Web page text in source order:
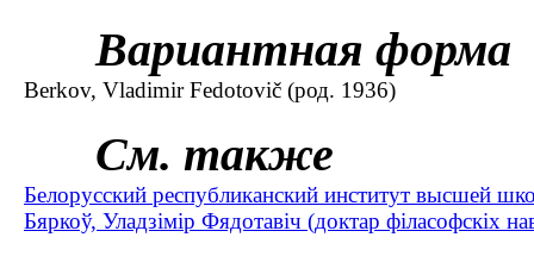
Вариантная форма
Berkov, Vladimir Fedotovič (род. 1936)
См. также
Белорусский республиканский институт высшей
Бяркоў, Уладзімір Фядотавіч (доктар філасофскіх